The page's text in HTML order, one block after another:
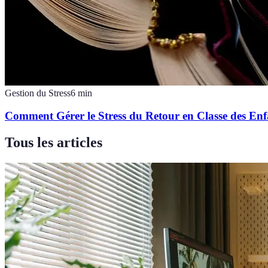
Gestion du Stress6 min
Comment Gérer le Stress du Retour en Classe des
Tous les articles